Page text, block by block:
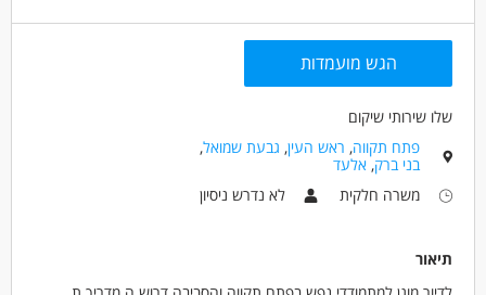
מאפייני משרה
עבודה בשעות גמישות
עבודה מיידית
משרה מלאה משרה חלקית
הגש מועמדות
שלו שירותי שיקום
פתח תקווה, ראש העין, גבעת שמואל,
בני ברק,אלעד
משרה חלקית
לא נדרש ניסיון
תיאור